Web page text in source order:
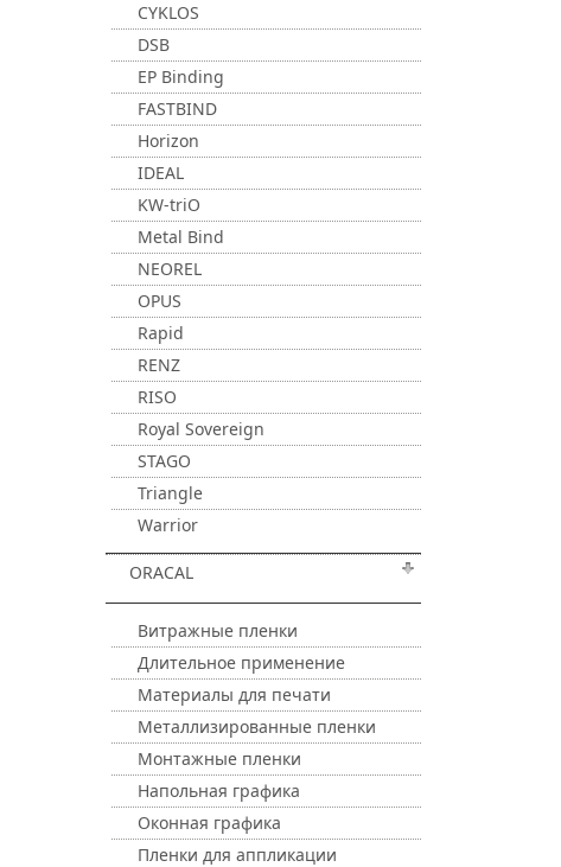
CYKLOS
DSB
EP Binding
FASTBIND
Horizon
IDEAL
KW-triO
Metal Bind
NEOREL
OPUS
Rapid
RENZ
RISO
Royal Sovereign
STAGO
Triangle
Warrior
ORACAL
Витражные пленки
Длительное применение
Материалы для печати
Металлизированные пленки
Монтажные пленки
Напольная графика
Оконная графика
Пленки для аппликации